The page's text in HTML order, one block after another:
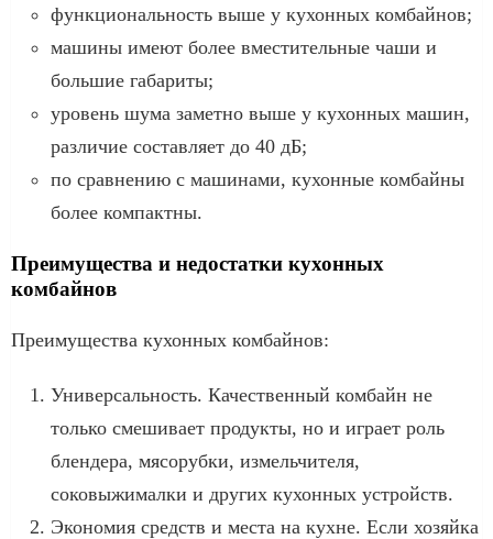
функциональность выше у кухонных комбайнов;
машины имеют более вместительные чаши и
большие габариты;
уровень шума заметно выше у кухонных машин,
различие составляет до 40 дБ;
по сравнению с машинами, кухонные комбайны
более компактны.
Преимущества и недостатки кухонных
комбайнов
Преимущества кухонных комбайнов:
Универсальность. Качественный комбайн не
только смешивает продукты, но и играет роль
блендера, мясорубки, измельчителя,
соковыжималки и других кухонных устройств.
Экономия средств и места на кухне. Если хозяйка